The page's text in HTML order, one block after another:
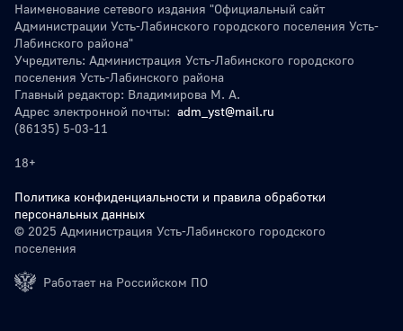
Наименование сетевого издания "Официальный сайт
Администрации Усть-Лабинского городского поселения Усть-
Лабинского района"
Учредитель: Администрация Усть-Лабинского городского
поселения Усть-Лабинского района
Главный редактор: Владимирова М. А.
Адрес электронной почты: adm_yst@mail.ru
(86135) 5-03-11
18+
Политика конфиденциальности и правила обработки
персональных данных
© 2025 Администрация Усть-Лабинского городского
поселения
Работает на Российском ПО